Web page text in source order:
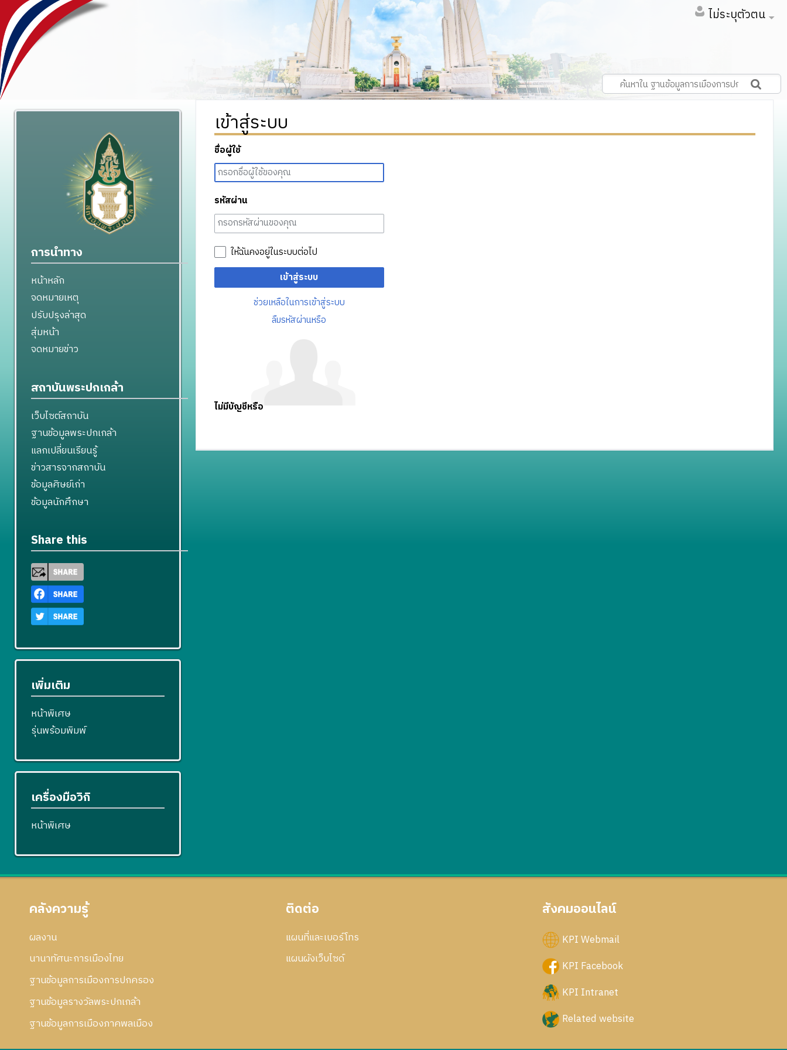
ไม่ระบุตัวตน
เข้าสู่ระบบ
ชื่อผู้ใช้
รหัสผ่าน
ให้ฉันคงอยู่ในระบบต่อไป
เข้าสู่ระบบ
ช่วยเหลือในการเข้าสู่ระบบ
ลืมรหัสผ่านหรือ
ไม่มีบัญชีหรือ
การนำทาง
หน้าหลัก
จดหมายเหตุ
ปรับปรุงล่าสุด
สุ่มหน้า
จดหมายข่าว
สถาบันพระปกเกล้า
เว็บไซต์สถาบัน
ฐานข้อมูลพระปกเกล้า
แลกเปลี่ยนเรียนรู้
ข่าวสารจากสถาบัน
ข้อมูลศิษย์เก่า
ข้อมูลนักศึกษา
Share this
เพิ่มเติม
หน้าพิเศษ
รุ่นพร้อมพิมพ์
เครื่องมือวิกิ
หน้าพิเศษ
คลังความรู้
ผลงาน
นานาทัศนะการเมืองไทย
ฐานข้อมูลการเมืองการปกครอง
ฐานข้อมูลรางวัลพระปกเกล้า
ฐานข้อมูลการเมืองภาคพลเมือง
ติดต่อ
แผนที่และเบอร์โทร
แผนผังเว็บไซด์
สังคมออนไลน์
KPI Webmail
KPI Facebook
KPI Intranet
Related website